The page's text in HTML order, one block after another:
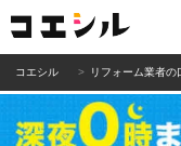
コエシル リフォーム業者